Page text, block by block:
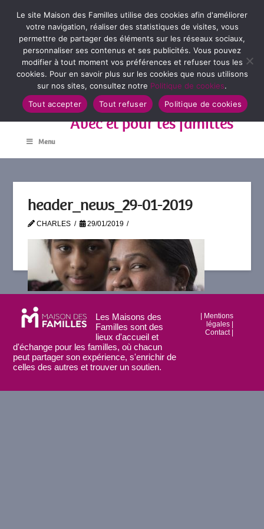
Avec et pour les familles
Menu
header_news_29-01-2019
CHARLES 29/01/2019
Les Maisons des
Familles sont des
lieux d'accueil et
d'échange pour les familles, où chacun
peut partager son expérience, s'enrichir de
celles des autres et trouver un soutien.
| Mentions
légales|
Contact|
Le site Maison des Familles utilise des cookies afin d'améliorer
votre navigation, réaliser des statistiques de visites, vous
permettre de partager des éléments sur les réseaux sociaux,
personnaliser ses contenus et ses publicités. Vous pouvez
modifier à tout moment vos préférences et refuser tous les
cookies. Pour en savoir plus sur les cookies que nous utilisons
sur nos sites, consultez notre Politique de cookies.
Tout accepter
Tout refuser Politique de cookies